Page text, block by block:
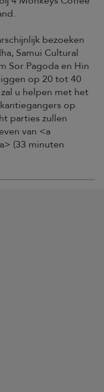
bezoeken
Samui Cultural
Sor Pagoda en Hin
op 20 tot 40
u helpen met het
op
parties zullen
van <a
(33 minuten